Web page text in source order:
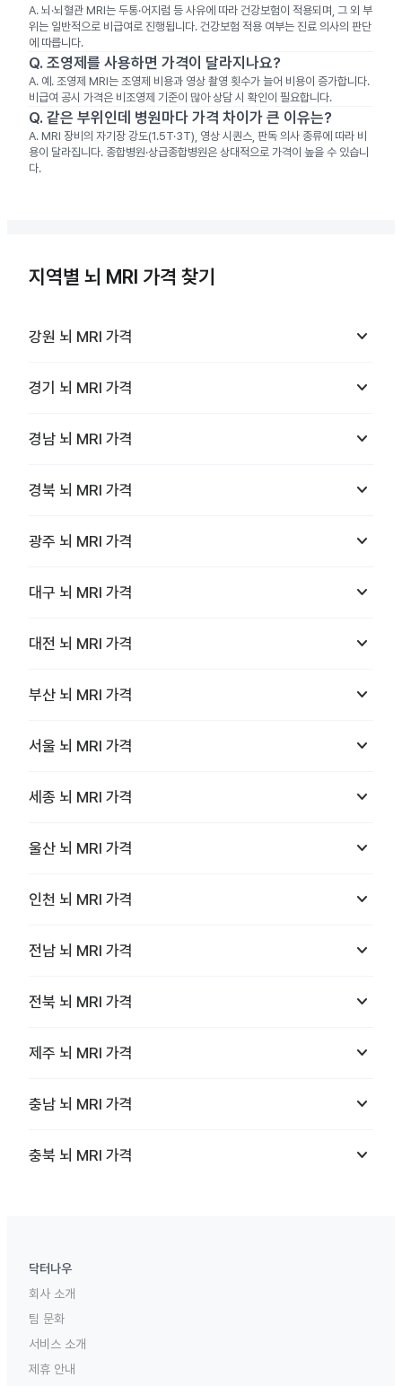
A. 뇌·뇌혈관 MRI는 두통·어지럼 등 사유에 따라 건강보험이 적용되며, 그 외 부
위는 일반적으로 비급여로 진행됩니다. 건강보험 적용 여부는 진료 의사의 판단
에 따릅니다.
Q. 조영제를 사용하면 가격이 달라지나요?
A. 예. 조영제 MRI는 조영제 비용과 영상 촬영 횟수가 늘어 비용이 증가합니다.
비급여 공시 가격은 비조영제 기준이 많아 상담 시 확인이 필요합니다.
Q. 같은 부위인데 병원마다 가격 차이가 큰 이유는?
A. MRI 장비의 자기장 강도(1.5T·3T), 영상 시퀀스, 판독 의사 종류에 따라 비
용이 달라집니다. 종합병원·상급종합병원은 상대적으로 가격이 높을 수 있습니
다.
지역별 뇌 MRI 가격 찾기
강원 뇌 MRI 가격 keyboard_arrow_down
경기 뇌 MRI 가격 keyboard_arrow_down
경남 뇌 MRI 가격 keyboard_arrow_down
경북 뇌 MRI 가격 keyboard_arrow_down
광주 뇌 MRI 가격 keyboard_arrow_down
대구 뇌 MRI 가격 keyboard_arrow_down
대전 뇌 MRI 가격 keyboard_arrow_down
부산 뇌 MRI 가격 keyboard_arrow_down
서울 뇌 MRI 가격 keyboard_arrow_down
세종 뇌 MRI 가격 keyboard_arrow_down
울산 뇌 MRI 가격 keyboard_arrow_down
인천 뇌 MRI 가격 keyboard_arrow_down
전남 뇌 MRI 가격 keyboard_arrow_down
전북 뇌 MRI 가격 keyboard_arrow_down
제주 뇌 MRI 가격 keyboard_arrow_down
충남 뇌 MRI 가격 keyboard_arrow_down
충북 뇌 MRI 가격 keyboard_arrow_down
닥터나우
회사 소개
팀 문화
서비스 소개
제휴 안내